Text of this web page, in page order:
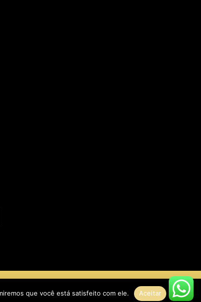
que você está satisfeito com ele. Aceitar